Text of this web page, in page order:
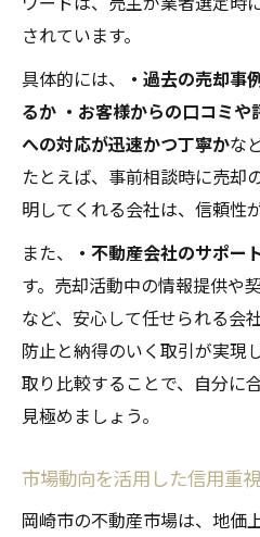
されています。
具体的には、
・過去の売却事
るか ・お客様からの口コミ
への対応が迅速かつ丁寧かな
たとえば、事前相談時に売却
明してくれる会社は、信頼性
また、
・不動産会社のサポー
す。売却活動中の情報提供や
など、安心して任せられる会
防止と納得のいく取引が実現
取り比較することで、自分に
見極めましょう。
市場動向を活用した信用重
岡崎市の不動産市場は、地価